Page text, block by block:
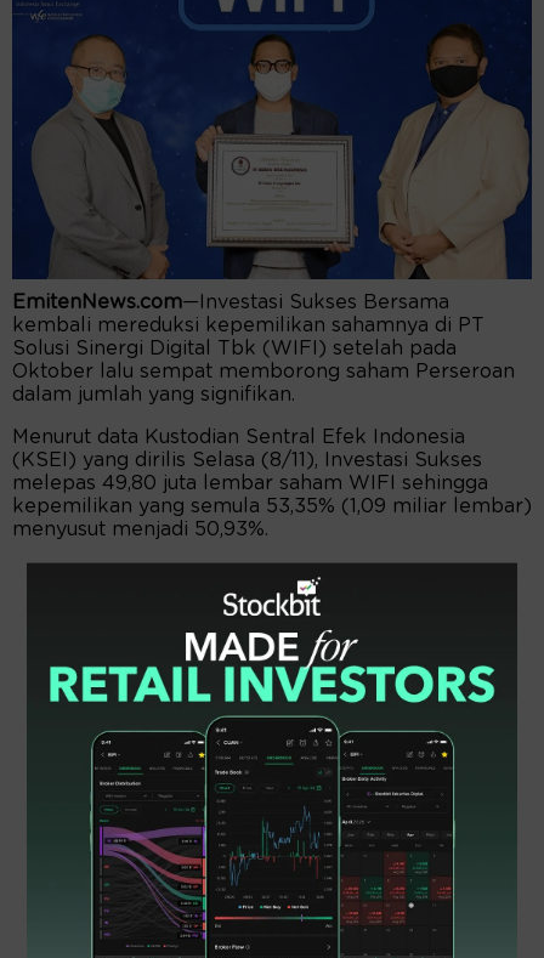
EmitenNews.com—Investasi Sukses Bersama
kembali mereduksi kepemilikan sahamnya di PT
Solusi Sinergi Digital Tbk (WIFI) setelah pada
Oktober lalu sempat memborong saham Perseroan
dalam jumlah yang signifikan.
Menurut data Kustodian Sentral Efek Indonesia
(KSEI) yang dirilis Selasa (8/11), Investasi Sukses
melepas 49,80 juta lembar saham WIFI sehingga
kepemilikan yang semula 53,35% (1,09 miliar lembar)
menyusut menjadi 50,93%.